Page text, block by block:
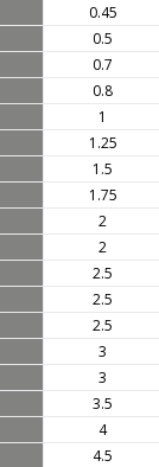
0.45
0.5
0.7
0.8
1
1.25
1.5
1.75
2
2
2.5
2.5
2.5
3
3
3.5
4
4.5